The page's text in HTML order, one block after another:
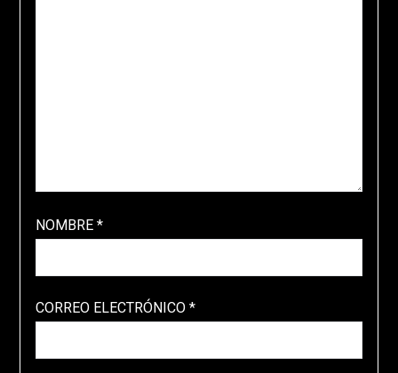
NOMBRE *
CORREO ELECTRÓNICO *